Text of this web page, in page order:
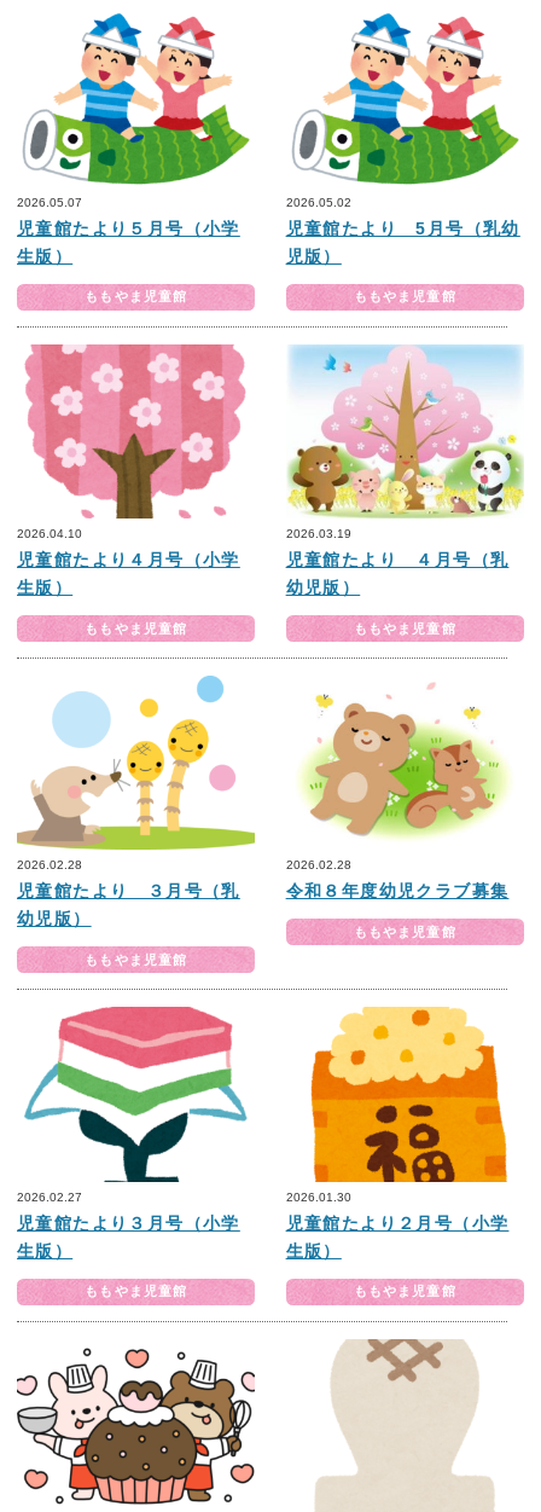
2026.05.07
児童館たより５月号（小学
生版）
ももやま児童館
2026.05.02
児童館たより 5月号（乳幼
児版）
ももやま児童館
2026.04.10
児童館たより４月号（小学
生版）
ももやま児童館
2026.03.19
児童館たより ４月号（乳
幼児版）
ももやま児童館
2026.02.28
児童館たより ３月号（乳
幼児版）
ももやま児童館
2026.02.28
令和８年度幼児クラブ募集
ももやま児童館
2026.02.27
児童館たより３月号（小学
生版）
ももやま児童館
2026.01.30
児童館たより２月号（小学
生版）
ももやま児童館